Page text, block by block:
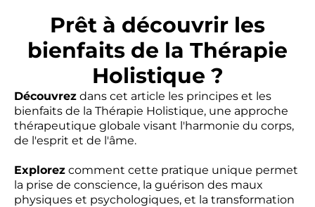
Prêt à découvrir les
bienfaits de la Thérapie
Holistique ?
Découvrez dans cet article les principes et les
bienfaits de la Thérapie Holistique, une approche
thérapeutique globale visant l'harmonie du corps,
de l'esprit et de l'âme.
Explorez comment cette pratique unique permet
la prise de conscience, la guérison des maux
physiques et psychologiques, et la transformation